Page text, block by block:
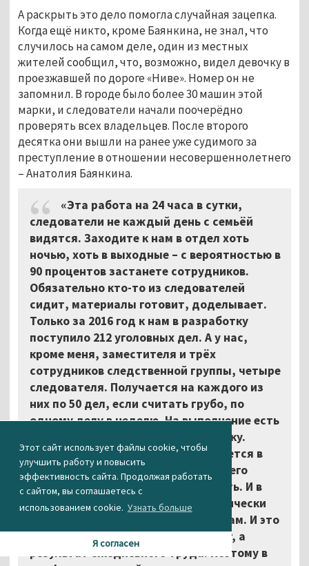
Этот сайт использует файлы cookie, чтобы
улучшить работу и повысить
эффективность сайта. Продолжая работать
с сайтом, вы соглашаетесь с
использованием cookie. Узнать больше
Я согласен
А раскрыть это дело помогла случайная зацепка.
Когда ещё никто, кроме Баянкина, не знал, что
случилось на самом деле, один из местных
жителей сообщил, что, возможно, видел девочку в
проезжавшей по дороге «Ниве». Номер он не
запомнил. В городе было более 30 машин этой
марки, и следователи начали поочерёдно
проверять всех владельцев. После второго
десятка они вышли на ранее уже судимого за
преступление в отношении несовершеннолетнего
– Анатолия Баянкина.
«Эта работа на 24 часа в сутки,
следователи не каждый день с семьёй
видятся. Заходите к нам в отдел хоть
ночью, хоть в выходные – с вероятностью в
90 процентов застанете сотрудников.
Обязательно кто-то из следователей
сидит, материалы готовит, доделывает.
Только за 2016 год к нам в разработку
поступило 212 уголовных дел. А у нас,
кроме меня, заместителя и трёх
сотрудников следственной группы, четыре
следователя. Получается на каждого из
них по 50 дел, если считать грубо, по
одному делу в неделю. На выполнение есть
сроки, и попробуй допустить ошибку.
Обычный рабочий день заканчивается в
18:00, а у нас это время для вечернего
совещания, потом дальше работать. И в
таком режиме мы раскрыли практически
все преступления по горячим следам. И это
не какой-нибудь особенный подвиг, а
результат ежедневного труда. Поэтому в